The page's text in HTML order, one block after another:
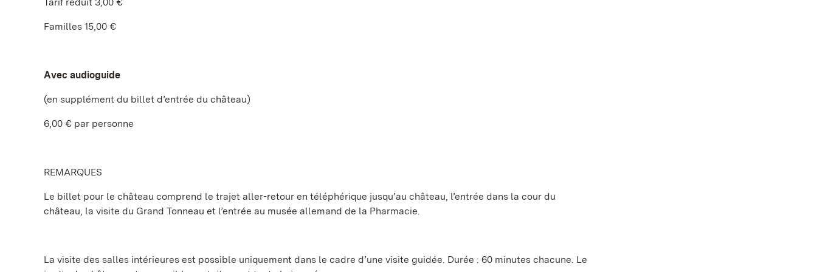
Familles 15,00 €
Avec audioguide
(en supplément du billet d’entrée du château)
6,00 € par personne
REMARQUES
Le billet pour le château comprend le trajet aller-retour en téléphérique jusqu’au château, l’entrée dans la cour du
château, la visite du Grand Tonneau et l’entrée au musée allemand de la Pharmacie.
La visite des salles intérieures est possible uniquement dans le cadre d’une visite guidée. Durée : 60 minutes chacune. Le